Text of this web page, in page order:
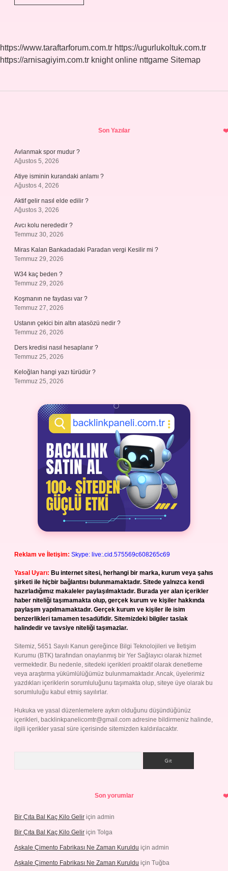
Bilet
https://www.taraftarforum.com.tr https://ugurlukoltuk.com.tr
https://arnisagiyim.com.tr knight online nttgame Sitemap
Son Yazılar
Avlanmak spor mudur ?
Ağustos 5, 2026
Atiye isminin kurandaki anlamı ?
Ağustos 4, 2026
Aktif gelir nasıl elde edilir ?
Ağustos 3, 2026
Avcı kolu nerededir ?
Temmuz 30, 2026
Miras Kalan Bankadadaki Paradan vergi Kesilir mi ?
Temmuz 29, 2026
W34 kaç beden ?
Temmuz 29, 2026
Koşmanın ne faydası var ?
Temmuz 27, 2026
Ustanın çekici bin altın atasözü nedir ?
Temmuz 26, 2026
Ders kredisi nasıl hesaplanır ?
Temmuz 25, 2026
Keloğlan hangi yazı türüdür ?
Temmuz 25, 2026
Reklam ve İletişim: Skype: live:.cid.575569c608265c69
Yasal Uyarı: Bu internet sitesi, herhangi bir marka, kurum veya şahıs
şirketi ile hiçbir bağlantısı bulunmamaktadır. Sitede yalnızca kendi
hazırladığımız makaleler paylaşılmaktadır. Burada yer alan içerikler
haber niteliği taşımamakta olup, gerçek kurum ve kişiler hakkında
paylaşım yapılmamaktadır. Gerçek kurum ve kişiler ile isim
benzerlikleri tamamen tesadüfidir. Sitemizdeki bilgiler taslak
halindedir ve tavsiye niteliği taşımazlar.
Sitemiz, 5651 Sayılı Kanun gereğince Bilgi Teknolojileri ve İletişim
Kurumu (BTK) tarafından onaylanmış bir Yer Sağlayıcı olarak hizmet
vermektedir. Bu nedenle, sitedeki içerikleri proaktif olarak denetleme
veya araştırma yükümlülüğümüz bulunmamaktadır. Ancak, üyelerimiz
yazdıkları içeriklerin sorumluluğunu taşımakta olup, siteye üye olarak bu
sorumluluğu kabul etmiş sayılırlar.
Hukuka ve yasal düzenlemelere aykırı olduğunu düşündüğünüz
içerikleri, backlinkpanelicomtr@gmail.com adresine bildirmeniz halinde,
ilgili içerikler yasal süre içerisinde sitemizden kaldırılacaktır.
Son yorumlar
Bir Çıta Bal Kaç Kilo Gelir için admin
Bir Çıta Bal Kaç Kilo Gelir için Tolga
Aşkale Çimento Fabrikası Ne Zaman Kuruldu için admin
Aşkale Çimento Fabrikası Ne Zaman Kuruldu için Tuğba